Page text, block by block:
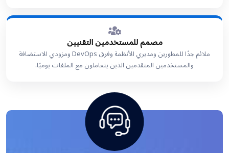
مصمم للمستخدمين التقنيين
ملائم جدًا للمطورين ومديري الأنظمة وفرق DevOps ومزودي الاستضافة
والمستخدمين المتقدمين الذين يتعاملون مع الملفات يوميًا.